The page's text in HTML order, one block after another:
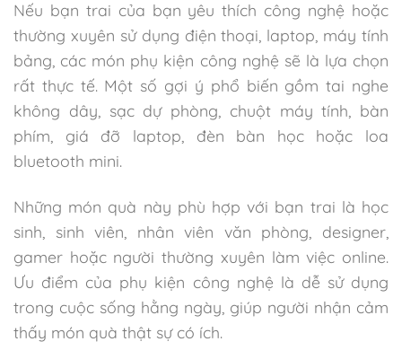
Nếu bạn trai của bạn yêu thích công nghệ hoặc
thường xuyên sử dụng điện thoại, laptop, máy tính
bảng, các món phụ kiện công nghệ sẽ là lựa chọn
rất thực tế. Một số gợi ý phổ biến gồm tai nghe
không dây, sạc dự phòng, chuột máy tính, bàn
phím, giá đỡ laptop, đèn bàn học hoặc loa
bluetooth mini.
Những món quà này phù hợp với bạn trai là học
sinh, sinh viên, nhân viên văn phòng, designer,
gamer hoặc người thường xuyên làm việc online.
Ưu điểm của phụ kiện công nghệ là dễ sử dụng
trong cuộc sống hằng ngày, giúp người nhận cảm
thấy món quà thật sự có ích.